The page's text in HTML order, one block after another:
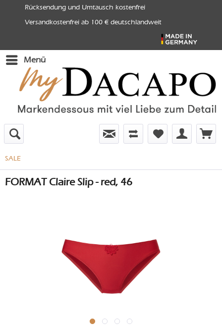
Rücksendung und Umtausch kostenfrei
Versandkostenfrei ab 100 € deutschlandweit
Menü
SALE
FORMAT Claire Slip - red, 46